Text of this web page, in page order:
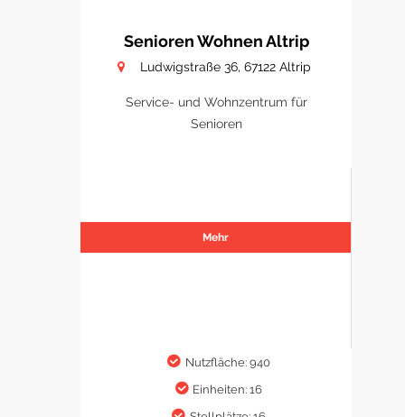
Senioren Wohnen Altrip
Ludwigstraße 36, 67122 Altrip
Service- und Wohnzentrum für
Senioren
Mehr
Nutzfläche: 940
Einheiten: 16